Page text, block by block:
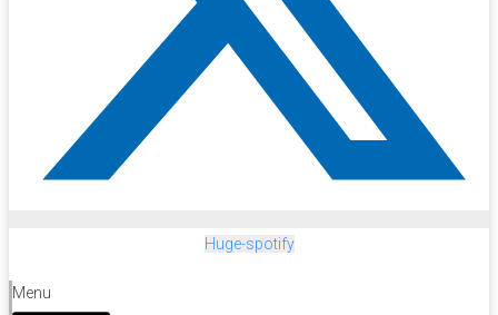
Huge-spotify
Menu